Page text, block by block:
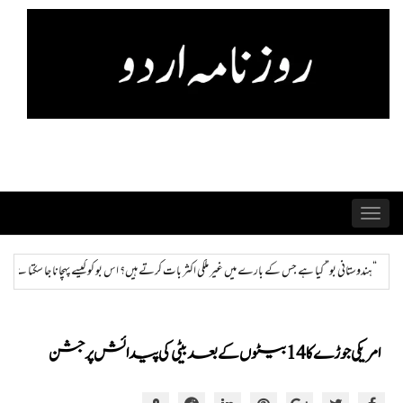
Skip
Toggle
navigation
اکثر بات کرتے ہیں؟ اس بو کو کیسے پہچانا جا سکتا ہے اور ختم کیا جا سکتا ہے؟ ہمراز: پاکستان
امریکی جوڑے کا 14 بیٹوں کے بعد بیٹی کی پیدائش پر جشن